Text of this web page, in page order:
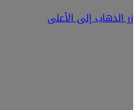
زر الذهاب إلى الأعلى